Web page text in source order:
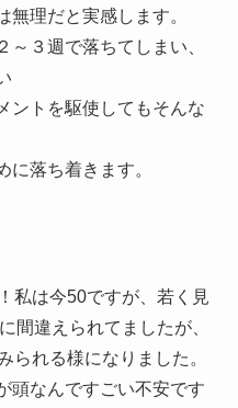
理だと実感します。
～３週で落ちてしまい、
ントを駆使してもそんな
に落ち着きます。
私は今50ですが、若く見
間違えられてましたが、
られる様になりました。
頭なんですごい不安です